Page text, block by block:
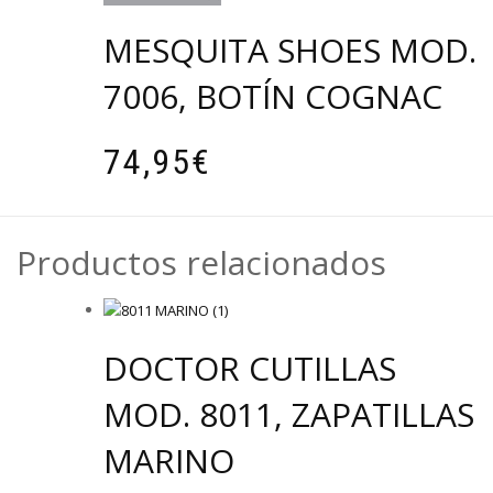
página
producto
MESQUITA SHOES MOD.
7006, BOTÍN COGNAC
74,95€
Las
se
elegir
la
página
de
Productos relacionados
DOCTOR CUTILLAS
MOD. 8011, ZAPATILLAS
MARINO